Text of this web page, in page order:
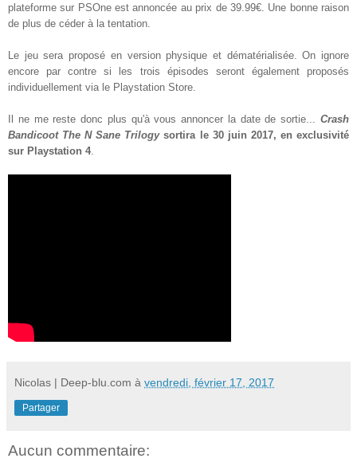
plateforme sur PSOne est annoncée au prix de 39.99€. Une bonne raison
de plus de céder à la tentation.
Le jeu sera proposé en version physique et dématérialisée. On ignore
encore par contre si les trois épisodes seront également proposés
individuellement via le Playstation Store.
Il ne me reste donc plus qu'à vous annoncer la date de sortie... Crash
Bandicoot The N Sane Trilogysortira le 30 juin 2017, en exclusivité
sur Playstation 4.
Nicolas | Deep-blu.com à vendredi, février 17, 2017
Partager
Aucun commentaire: